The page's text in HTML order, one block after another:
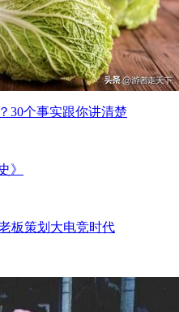
30个事实跟你讲清楚
》
板策划大电竞时代